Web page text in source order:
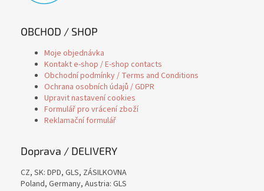
OBCHOD / SHOP
Moje objednávka
Kontakt e-shop / E-shop contacts
Obchodní podmínky / Terms and Conditions
Ochrana osobních údajů / GDPR
Upravit nastavení cookies
Formulář pro vrácení zboží
Reklamační formulář
Doprava / DELIVERY
CZ, SK: DPD, GLS, ZÁSILKOVNA
Poland, Germany, Austria: GLS